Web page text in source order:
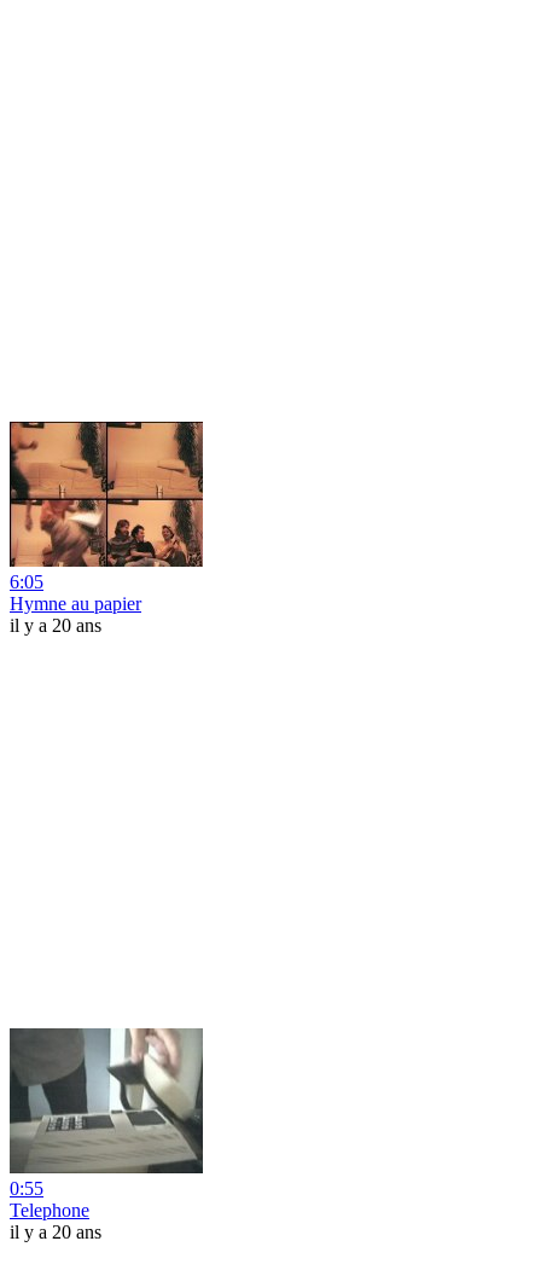
6:05
Hymne au papier
il y a 20 ans
0:55
Telephone
il y a 20 ans